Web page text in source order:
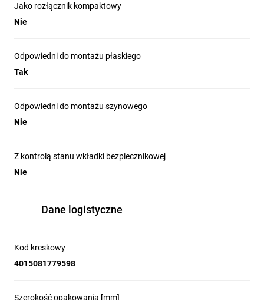
Jako rozłącznik kompaktowy
Nie
Odpowiedni do montażu płaskiego
Tak
Odpowiedni do montażu szynowego
Nie
Z kontrolą stanu wkładki bezpiecznikowej
Nie
Dane logistyczne
Kod kreskowy
4015081779598
Szerokość opakowania [mm]